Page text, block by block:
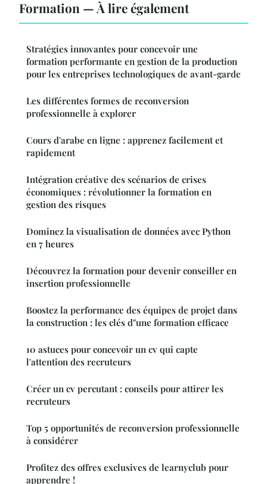
Formation — À lire également
Stratégies innovantes pour concevoir une
formation performante en gestion de la production
pour les entreprises technologiques de avant-garde
Les différentes formes de reconversion
professionnelle à explorer
Cours d'arabe en ligne : apprenez facilement et
rapidement
Intégration créative des scénarios de crises
économiques : révolutionner la formation en
gestion des risques
Dominez la visualisation de données avec Python
en 7 heures
Découvrez la formation pour devenir conseiller en
insertion professionnelle
Boostez la performance des équipes de projet dans
la construction : les clés d"une formation efficace
10 astuces pour concevoir un cv qui capte
l'attention des recruteurs
Créer un cv percutant : conseils pour attirer les
recruteurs
Top 5 opportunités de reconversion professionnelle
à considérer
Profitez des offres exclusives de learnyclub pour
apprendre !